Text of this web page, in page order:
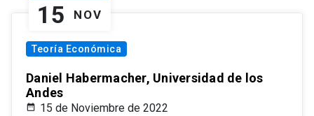
15 NOV
Teoría Económica
Daniel Habermacher, Universidad de los
Andes
15 de Noviembre de 2022